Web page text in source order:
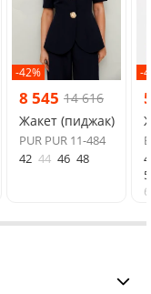
-42%
8 545 14 616
Жакет (пиджак)
PUR PUR 11-484
42 44 46 48
-